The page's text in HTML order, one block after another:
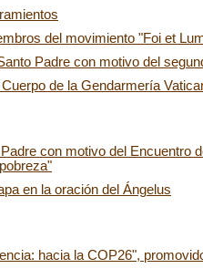
del movimiento "Foi et
Padre con motivo del
de la Gendarmería
con motivo del Encuentro
en la oración del Ángelus
hacia la COP26",